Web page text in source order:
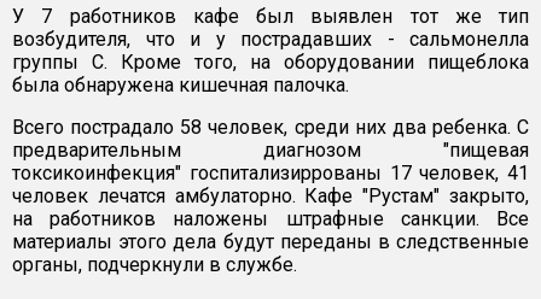
У 7 работников кафе был выявлен тот же тип
возбудителя, что и у пострадавших - сальмонелла
группы С. Кроме того, на оборудовании пищеблока
была обнаружена кишечная палочка.
Всего пострадало 58 человек, среди них два ребенка. С
предварительным диагнозом "пищевая
токсикоинфекция" госпитализиррованы 17 человек, 41
человек лечатся амбулаторно. Кафе "Рустам" закрыто,
на работников наложены штрафные санкции. Все
материалы этого дела будут переданы в следственные
органы, подчеркнули в службе.